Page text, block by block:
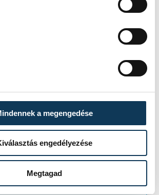
a megengedése
engedélyezése
Megtagad
hozzátartozókból
feladatai mellett
feladatokat is ellát.
Pszichiátriai Társaság
helyetteseként a
szakellátási
képviseli a
belül, továbbá